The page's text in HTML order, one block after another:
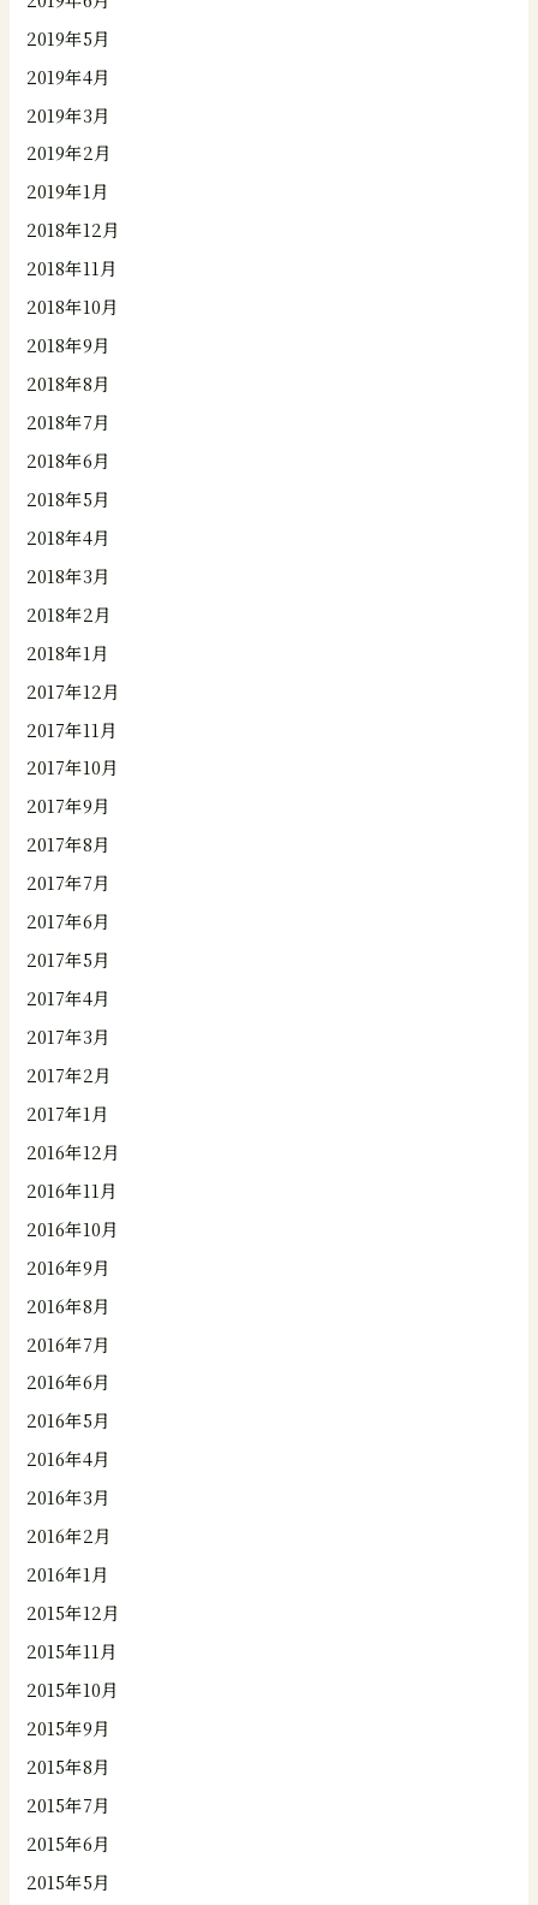
2019年5月
2019年4月
2019年3月
2019年2月
2019年1月
2018年12月
2018年11月
2018年10月
2018年9月
2018年8月
2018年7月
2018年6月
2018年5月
2018年4月
2018年3月
2018年2月
2018年1月
2017年12月
2017年11月
2017年10月
2017年9月
2017年8月
2017年7月
2017年6月
2017年5月
2017年4月
2017年3月
2017年2月
2017年1月
2016年12月
2016年11月
2016年10月
2016年9月
2016年8月
2016年7月
2016年6月
2016年5月
2016年4月
2016年3月
2016年2月
2016年1月
2015年12月
2015年11月
2015年10月
2015年9月
2015年8月
2015年7月
2015年6月
2015年5月